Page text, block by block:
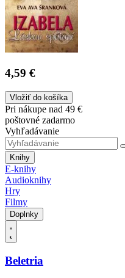
4,59 €
Vložiť do košíka
Pri nákupe nad 49 €
poštovné zadarmo
Vyhľadávanie
Knihy
E-knihy
Audioknihy
Hry
Filmy
Doplnky
Beletria